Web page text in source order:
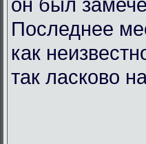
Последнее
как
так ласково